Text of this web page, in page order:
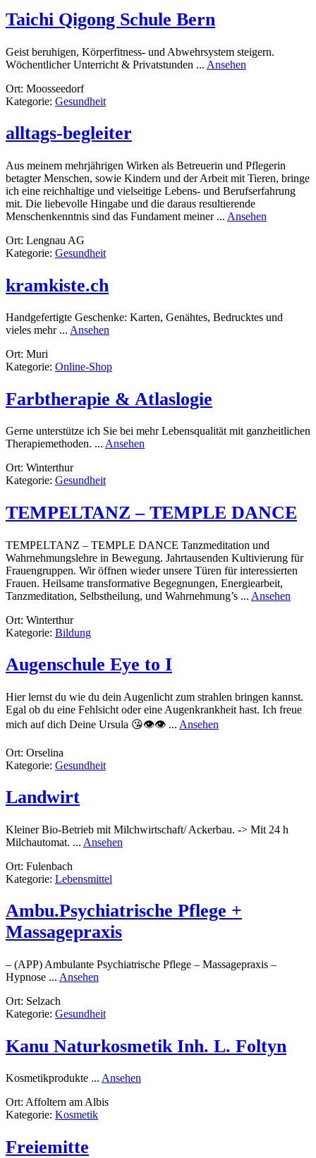
Taichi Qigong Schule Bern
Geist beruhigen, Körperfitness- und Abwehrsystem steigern.
Wöchentlicher Unterricht & Privatstunden ... Ansehen
Ort: Moosseedorf
Kategorie: Gesundheit
alltags-begleiter
Aus meinem mehrjährigen Wirken als Betreuerin und Pflegerin
betagter Menschen, sowie Kindern und der Arbeit mit Tieren, bringe
ich eine reichhaltige und vielseitige Lebens- und Berufserfahrung
mit. Die liebevolle Hingabe und die daraus resultierende
Menschenkenntnis sind das Fundament meiner ... Ansehen
Ort: Lengnau AG
Kategorie: Gesundheit
kramkiste.ch
Handgefertigte Geschenke: Karten, Genähtes, Bedrucktes und
vieles mehr ... Ansehen
Ort: Muri
Kategorie: Online-Shop
Farbtherapie & Atlaslogie
Gerne unterstütze ich Sie bei mehr Lebensqualität mit ganzheitlichen
Therapiemethoden. ... Ansehen
Ort: Winterthur
Kategorie: Gesundheit
TEMPELTANZ – TEMPLE DANCE
TEMPELTANZ – TEMPLE DANCE Tanzmeditation und
Wahrnehmungslehre in Bewegung. Jahrtausenden Kultivierung für
Frauengruppen. Wir öffnen wieder unsere Türen für interessierten
Frauen. Heilsame transformative Begegnungen, Energiearbeit,
Tanzmeditation, Selbstheilung, und Wahrnehmung’s ... Ansehen
Ort: Winterthur
Kategorie: Bildung
Augenschule Eye to I
Hier lernst du wie du dein Augenlicht zum strahlen bringen kannst.
Egal ob du eine Fehlsicht oder eine Augenkrankheit hast. Ich freue
mich auf dich Deine Ursula 😘👁👁 ... Ansehen
Ort: Orselina
Kategorie: Gesundheit
Landwirt
Kleiner Bio-Betrieb mit Milchwirtschaft/ Ackerbau. -> Mit 24 h
Milchautomat. ... Ansehen
Ort: Fulenbach
Kategorie: Lebensmittel
Ambu.Psychiatrische Pflege +
Massagepraxis
– (APP) Ambulante Psychiatrische Pflege – Massagepraxis –
Hypnose ... Ansehen
+
Ort: Selzach
Kategorie: Gesundheit
Kanu Naturkosmetik Inh. L. Foltyn
Kosmetikprodukte ... Ansehen
Ort: Affoltern am Albis
Kategorie: Kosmetik
Freiemitte